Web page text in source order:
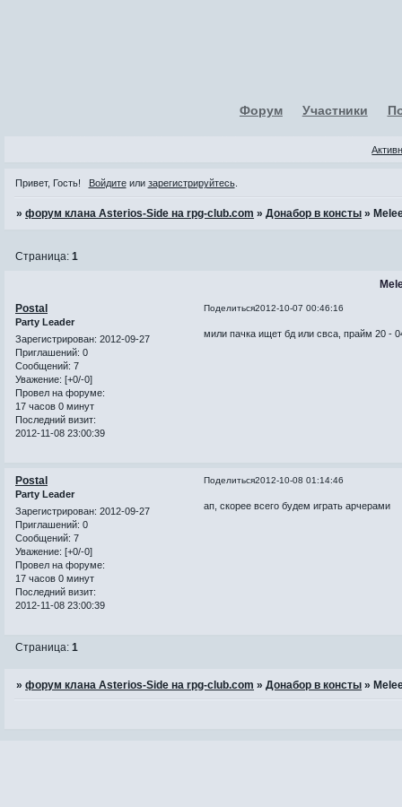
Форум Участники
Привет, Гость! Войдитеили зарегистрируйтесь.
»форум клана Asterios-Side на rpg-club.com »Донабор в консты »
Страница:1
Поделиться2012-10-07 00:46:16
Postal
Party Leader
Зарегистрирован: 2012-09-27
Приглашений: 0
Сообщений: 7
Уважение: [+0/-0]
Провел на форуме:
17 часов 0 минут
Последний визит:
2012-11-08 23:00:39
мили пачка ищет бд или свса, прайм 20 -
Поделиться2012-10-08 01:14:46
Postal
Party Leader
Зарегистрирован: 2012-09-27
Приглашений: 0
Сообщений: 7
Уважение: [+0/-0]
Провел на форуме:
17 часов 0 минут
Последний визит:
2012-11-08 23:00:39
ап, скорее всего будем играть арчерами
Страница:1
»форум клана Asterios-Side на rpg-club.com »Донабор в консты »